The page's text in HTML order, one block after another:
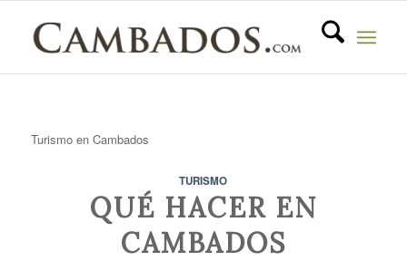
Turismo en Cambados
TURISMO
QUÉ HACER EN
CAMBADOS